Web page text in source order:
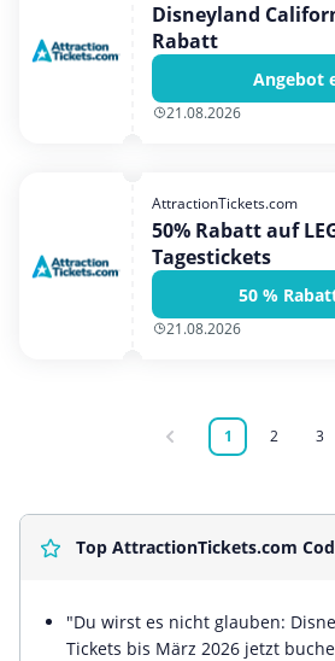
Disneyland
Rabatt
Angebot
21.08.2026
AttractionTickets.com
50% Rabatt auf
Tagestickets
50 %
21.08.2026
1 2 3
Top AttractionTickets.com
"Du wirst es nicht glauben:
Tickets bis März 2026 jetzt